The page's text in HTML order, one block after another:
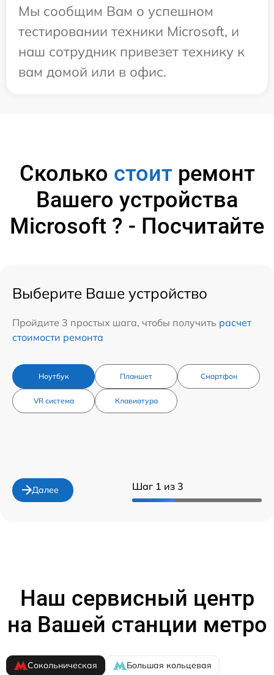
Мы сообщим Вам о успешном
тестировании техники Microsoft, и
наш сотрудник привезет технику к
вам домой или в офис.
Сколько стоитремонт
Вашего устройства
Microsoft ? - Посчитайте
Шаг 1 из 3
Выберите Ваше устройство
Пройдите 3 простых шага, чтобы получить расчет
стоимости ремонта
Ноутбук Планшет Смартфон
VR система Клавиатура
Далее
Наш сервисный центр
на Вашей станции метро
Сокольническая
Большая кольцевая